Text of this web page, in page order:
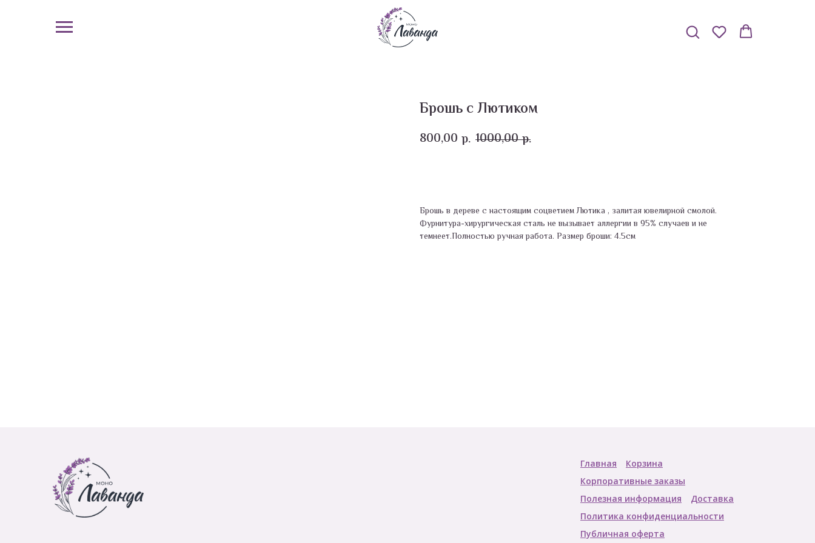
Брошь с Лютиком
800,00 р. 1000,00р.
Брошь в дереве с настоящим соцветием Лютика , залитая ювелирной смолой.
Фурнитура-хирургическая сталь не вызывает аллергии в 95% случаев и не
темнеет.Полностью ручная работа. Размер броши: 4.5см
Главная
Корзина
Корпоративные заказы
Полезная информация
Доставка
Политика конфиденциальности
Публичная оферта